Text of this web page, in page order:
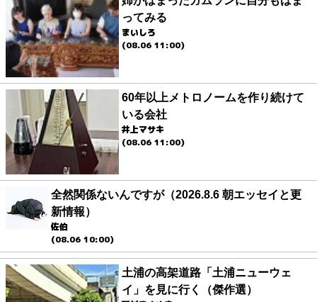
ってみる
まいしろ
(08.06 11:00)
60年以上メトロノームを作り続けて
いる会社
井上マサキ
(08.06 11:00)
全然関係ないんですが（2026.8.6 朝エッセイと更
新情報）
佐伯
(08.06 10:00)
土浦の高架道路「土浦ニューウェ
イ」を見に行く（傑作選）